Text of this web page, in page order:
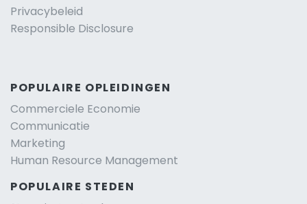
Privacybeleid
Responsible Disclosure
POPULAIRE OPLEIDINGEN
Commerciele Economie
Communicatie
Marketing
Human Resource Management
POPULAIRE STEDEN